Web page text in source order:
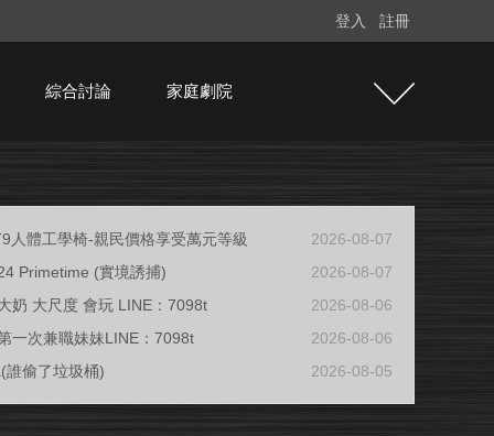
登入 註冊
綜合討論 家庭劇院
人體工學椅-親民價格享受萬元等級
2026-08-07
Primetime (實境誘捕)
2026-08-07
奶 大尺度 會玩 LINE：7098t
2026-08-06
一次兼職妹妹LINE：7098t
2026-08-06
誰偷了垃圾桶)
2026-08-05